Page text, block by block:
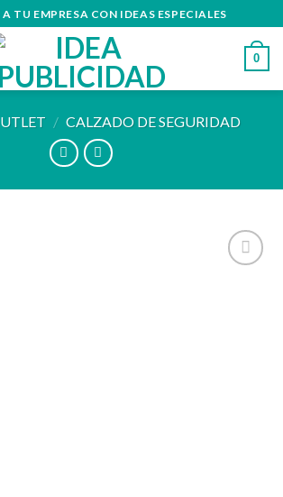
TU EMPRESA CON IDEAS ESPECIALES
0
/ CALZADO DE SEGURIDAD